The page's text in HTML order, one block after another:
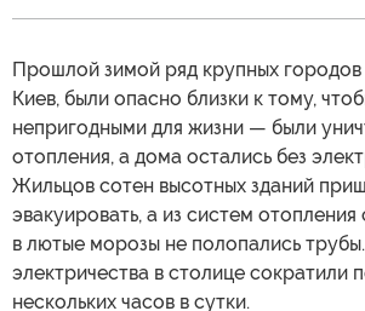
Прошлой зимой ряд крупных городов
Киев, были опасно близки к тому,
непригодными для жизни — были
отопления, а дома остались без
Жильцов сотен высотных зданий
эвакуировать, а из систем отопления
в лютые морозы не полопались
электричества в столице сократили
нескольких часов в сутки.